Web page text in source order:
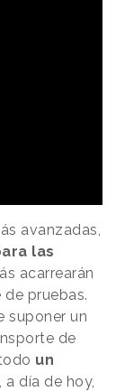
avanzadas,
las
acarrearán
pruebas.
suponer un
de
un
a día de hoy,